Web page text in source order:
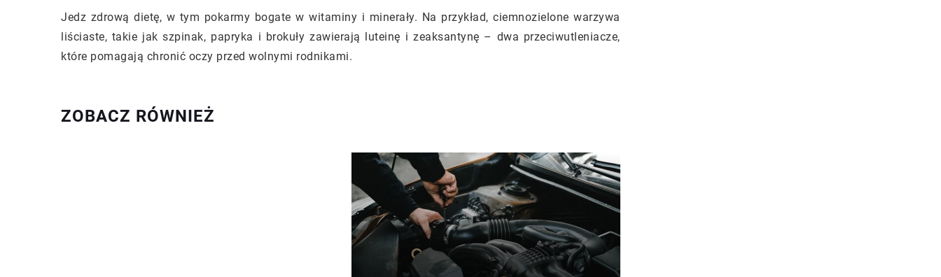
Jedz zdrową dietę, w tym pokarmy bogate w witaminy i minerały. Na przykład, ciemnozielone warzywa
liściaste, takie jak szpinak, papryka i brokuły zawierają luteinę i zeaksantynę – dwa przeciwutleniacze,
które pomagają chronić oczy przed wolnymi rodnikami.
ZOBACZ RÓWNIEŻ